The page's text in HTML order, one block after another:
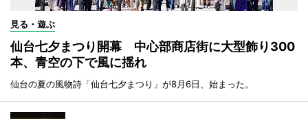
見る・遊ぶ
仙台七夕まつり開幕 中心部商店街に大型飾り300
本、青空の下で風に揺れ
仙台の夏の風物詩「仙台七夕まつり」が8月6日、始まった。